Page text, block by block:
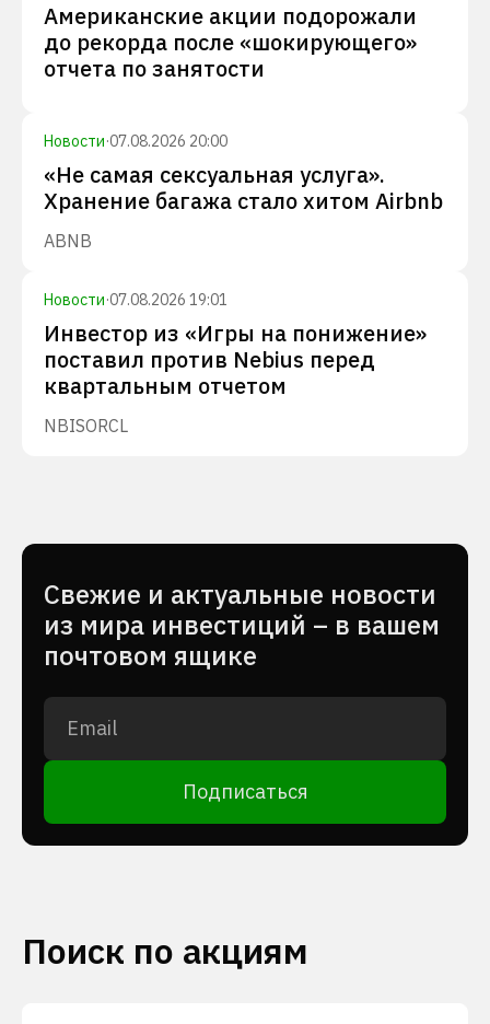
Американские акции подорожали
до рекорда после «шокирующего»
отчета по занятости
Новости·07.08.2026 20:00
«Не самая сексуальная услуга».
Хранение багажа стало хитом Airbnb
ABNB
Новости·07.08.2026 19:01
Инвестор из «Игры на понижение»
поставил против Nebius перед
квартальным отчетом
NBISORCL
Cвежие и актуальные новости
из мира инвестиций – в вашем
почтовом ящике
Подписаться
Поиск по акциям